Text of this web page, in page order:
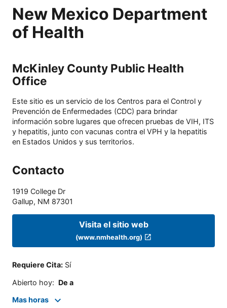
New Mexico Department
of Health
McKinley County Public Health
Office
Este sitio es un servicio de los Centros para el Control y
Prevención de Enfermedades (CDC) para brindar
información sobre lugares que ofrecen pruebas de VIH, ITS
y hepatitis, junto con vacunas contra el VPH y la hepatitis
en Estados Unidos y sus territorios.
Contacto
1919 College Dr
Gallup, NM 87301
Visita el sitio web
(www.nmhealth.org)
Requiere Cita: Sí
Abierto hoy: De a
Mas horas